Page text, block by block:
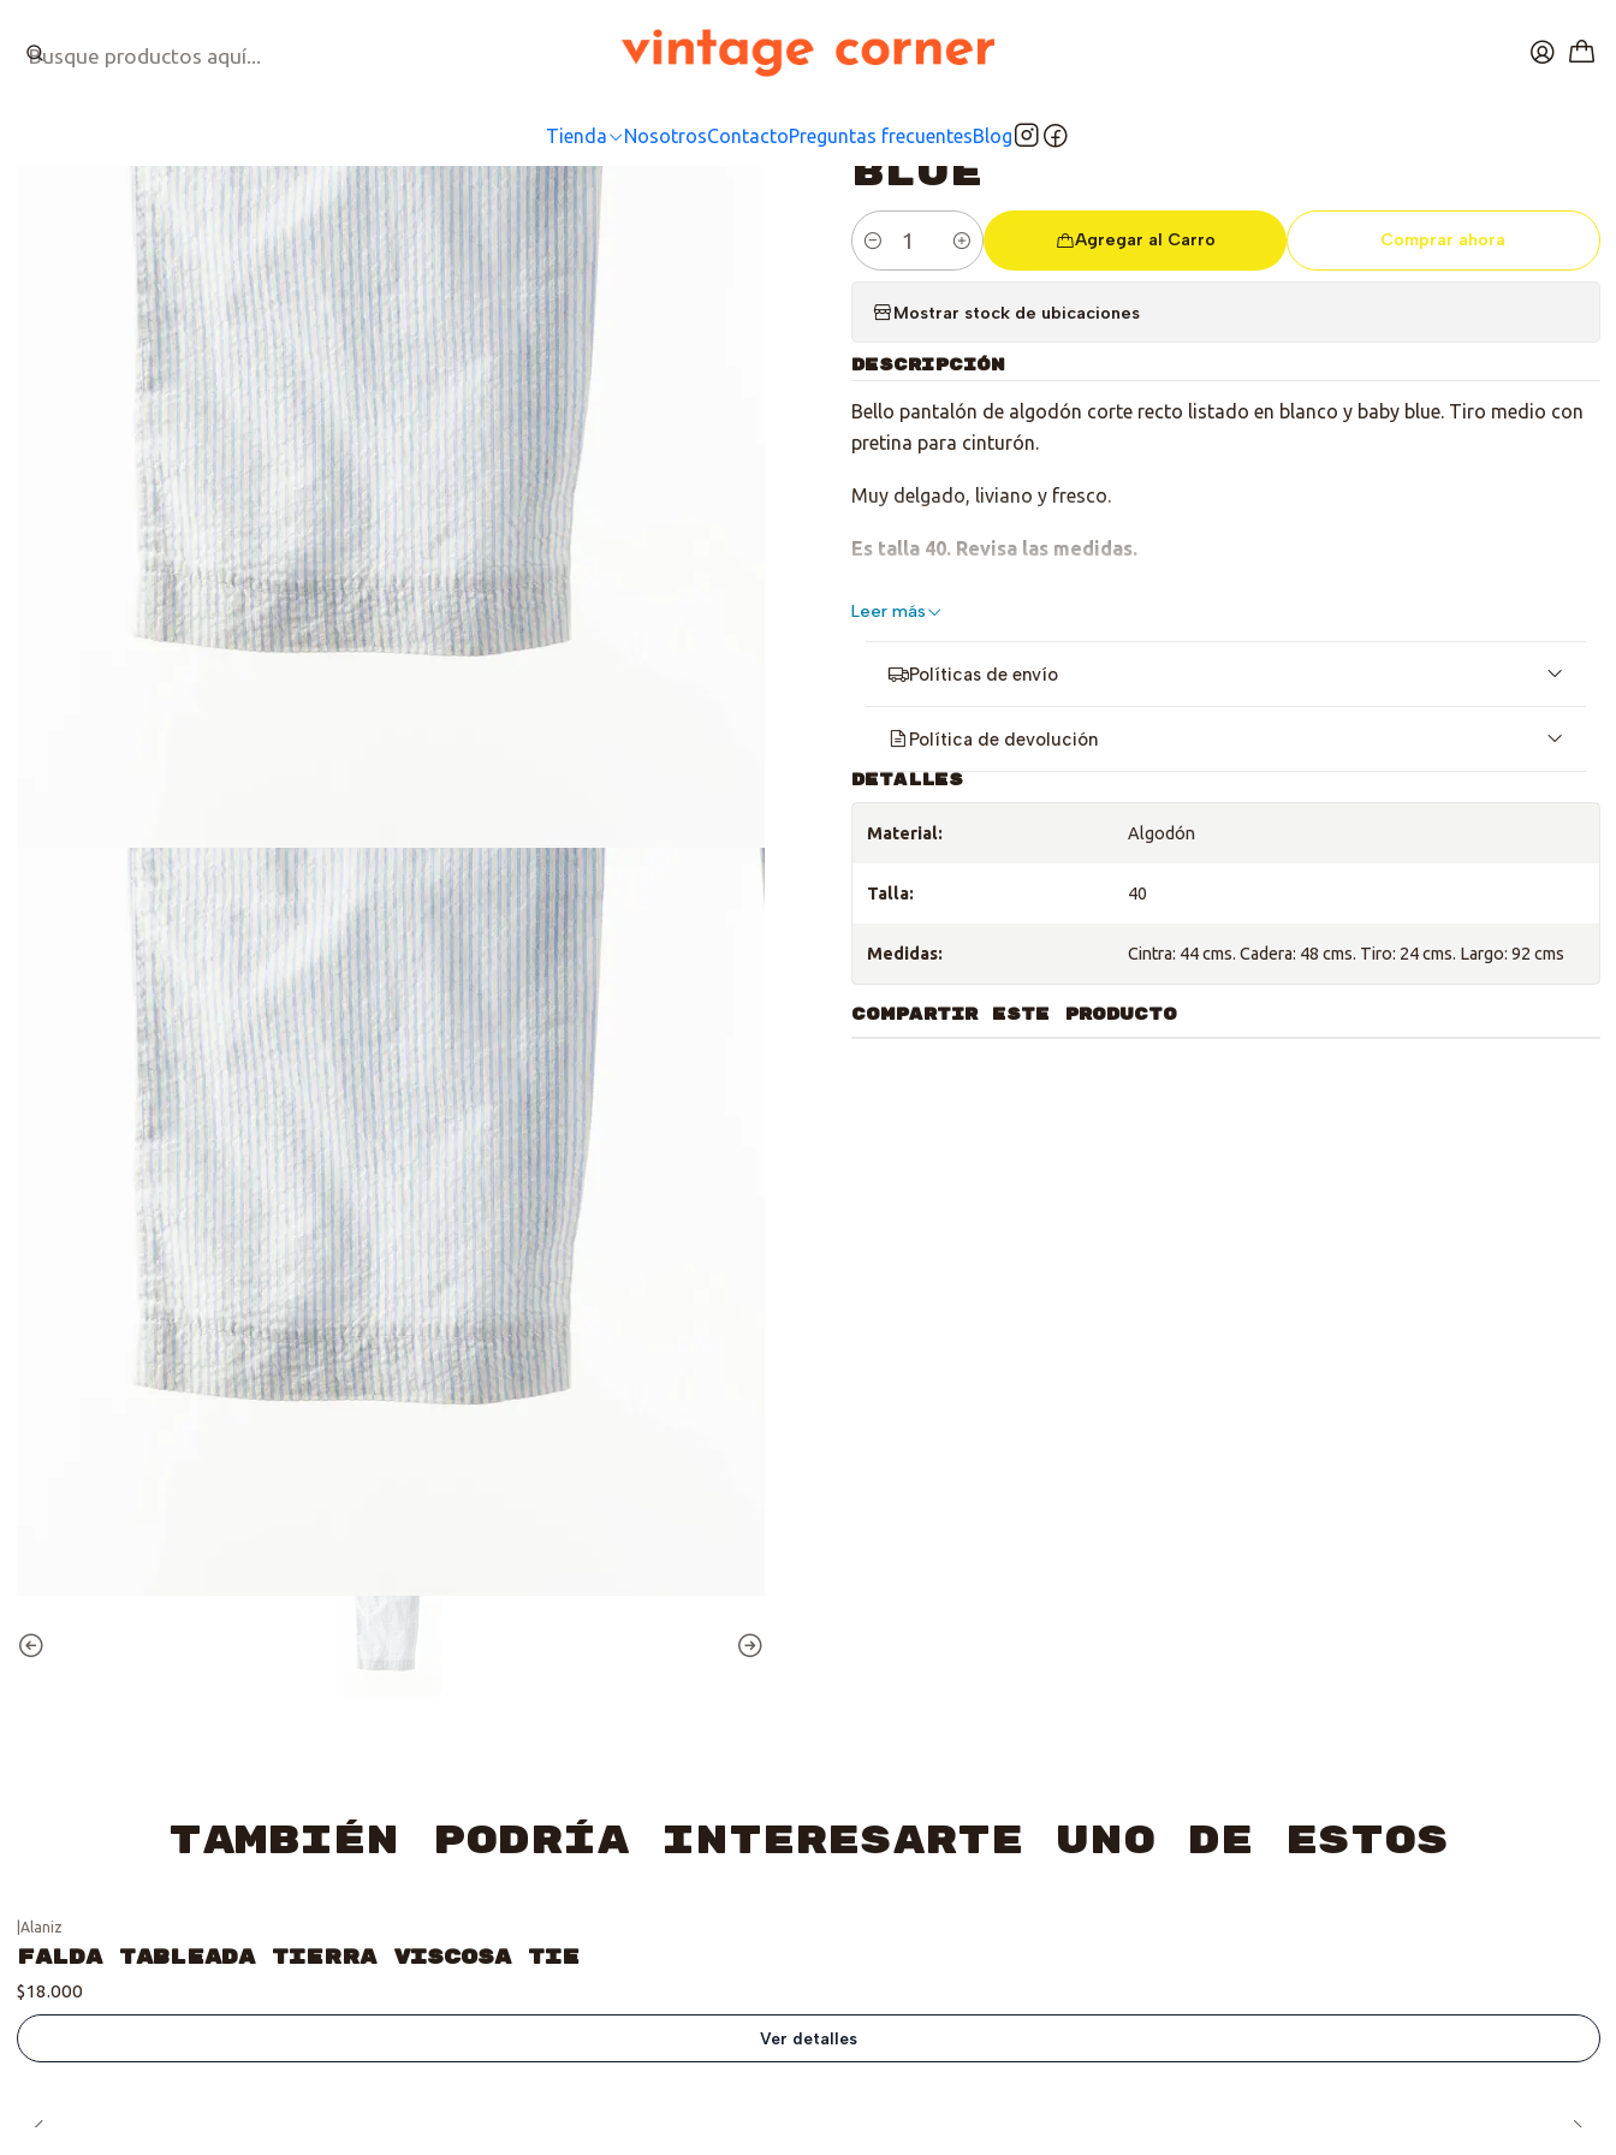
Tienda NosotrosContactoPreguntas frecuentesBlog
Pantalón listado Baby
Blue
Cantidad
Agregar al Carro Comprar ahora
Mostrar stock de ubicaciones
DESCRIPCIÓN
Bello pantalón de algodón corte recto listado en blanco y baby blue. Tiro medio con
pretina para cinturón.
Muy delgado, liviano y fresco.
Es talla 40. Revisa las medidas.
Tiene una mancha en el cortado izquierdo frontal que pasa muy desapercibida entre
Leer más
Políticas de envío
Política de devolución
DETALLES
Material: Algodón
Talla: 40
Medidas: Cintra: 44 cms. Cadera: 48 cms. Tiro: 24 cms. Largo: 92 cms
COMPARTIR ESTE PRODUCTO
También podría interesarte uno de estos
Alaniz
Falda tableada Tierra Viscosa Tie
$18.000
Ver detalles